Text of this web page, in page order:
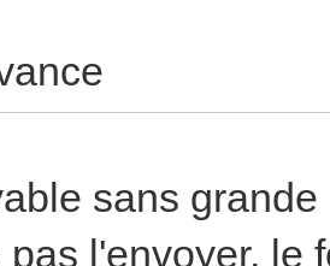
sans
l'envoyer, le